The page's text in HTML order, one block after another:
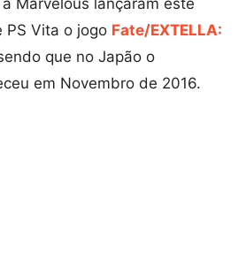
a Marvelous lançaram este
PS Vita o jogo Fate/EXTELLA:
que no Japão o
em Novembro de 2016.